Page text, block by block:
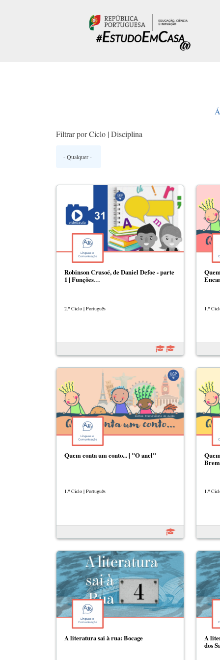
Filtrar por Ciclo | Disciplina
Robinson Crusoé, de Daniel Defoe - parte
1 | Funções…
2.º Ciclo | Português 1.º
Quem conta um conto... | "O anel"
1.º Ciclo | Português 1.º
A literatura sai à rua: Bocage
A
dos